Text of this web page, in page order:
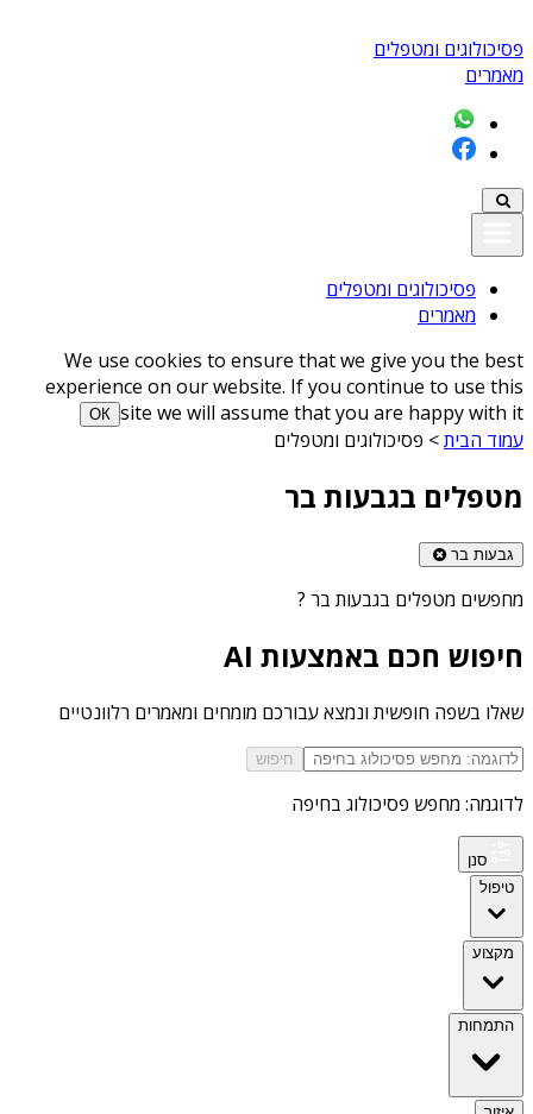
פסיכולוגים ומטפלים
מאמרים
פסיכולוגים ומטפלים
מאמרים
We use cookies to ensure that we give you the best
experience on our website. If you continue to use this
site we will assume that you are happy with it
ОК
עמוד הבית> פסיכולוגים ומטפלים
מטפלים בגבעות בר
גבעות בר
מחפשים מטפלים בגבעות בר ?
חיפוש חכם באמצעות AI
שאלו בשפה חופשית ונמצא עבורכם מומחים ומאמרים רלוונטיים
חיפוש
לדוגמה: מחפש פסיכולוג בחיפה
סנן
טיפול
מקצוע
התמחות